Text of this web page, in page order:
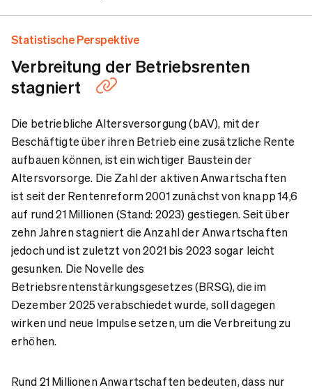
Politische Perspektive
Branchenperspektive
Verbraucherperspektive
Statistische Perspektive
Verbreitung der Betriebsrenten
stagniert
Die betriebliche Altersversorgung (bAV), mit der
Beschäftigte über ihren Betrieb eine zusätzliche Rente
aufbauen können, ist ein wichtiger Baustein der
Altersvorsorge. Die Zahl der aktiven Anwartschaften
ist seit der Rentenreform 2001 zunächst von knapp 14,6
auf rund 21 Millionen (Stand: 2023) gestiegen. Seit über
zehn Jahren stagniert die Anzahl der Anwartschaften
jedoch und ist zuletzt von 2021 bis 2023 sogar leicht
gesunken. Die Novelle des
Betriebsrentenstärkungsgesetzes (BRSG), die im
Dezember 2025 verabschiedet wurde, soll dagegen
wirken und neue Impulse setzen, um die Verbreitung zu
erhöhen.
Rund 21 Millionen Anwartschaften bedeuten, dass nur